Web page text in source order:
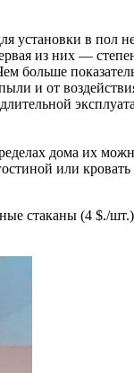
установки в пол
из них —
больше
и от
дома их
или кровать
стаканы (4 $./